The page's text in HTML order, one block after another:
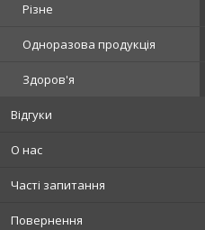
Різне
Одноразова продукція
Здоров'я
Відгуки
О нас
Часті запитання
Повернення